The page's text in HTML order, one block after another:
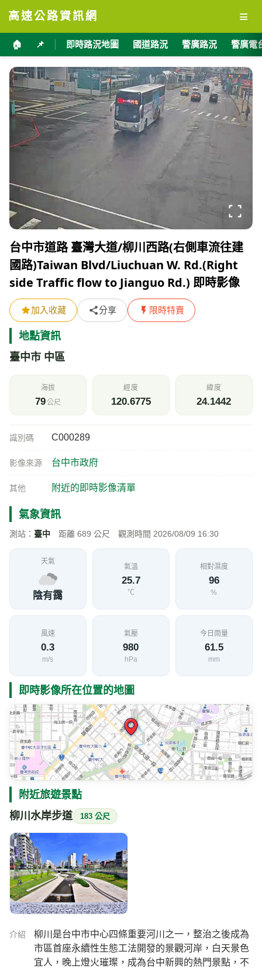
高速公路資訊網 ≡
🏠 📌 即時路況地圖 國道路況 警廣路況 警廣電
台中市道路 臺灣大道/柳川西路(右側車流往建
國路)Taiwan Blvd/Liuchuan W. Rd.(Right
side Traffic flow to Jianguo Rd.) 即時影像
加入收藏 分享 限時特賣
地點資訊
臺中市 中區
海拔
79公尺
經度
120.6775
緯度
24.1442
識別碼 C000289
影像來源 台中市政府
其他 附近的即時影像清單
氣象資訊
測站： 臺中 距離 689 公尺 觀測時間 2026/08/09 16:30
天氣
陰有靄
氣溫
25.7
℃
相對濕度
96
%
風速
0.3
m/s
氣壓
980
hPa
今日雨量
61.5
mm
即時影像所在位置的地圖
附近旅遊景點
柳川水岸步道 183 公尺
介紹
柳川是台中市中心四條重要河川之一，整治之後成為
市區首座永續性生態工法開發的景觀河岸，白天景色
宜人，晚上燈火璀璨，成為台中新興的熱門景點，不